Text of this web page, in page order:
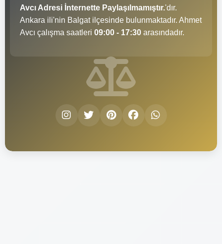
Avcı Adresi İnternette Paylaşılmamıştır.'dır.
Ankara ili'nin Balgat ilçesinde bulunmaktadır. Ahmet
Avcı çalışma saatleri 09:00 - 17:30 arasındadır.